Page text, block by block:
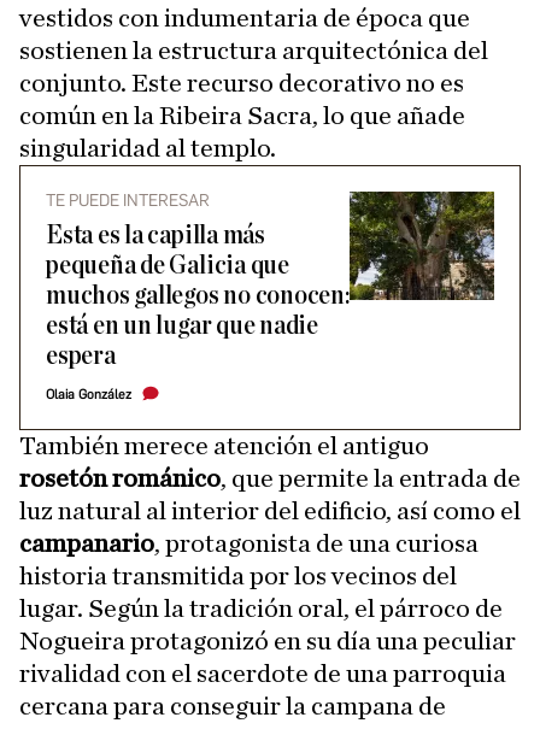
vestidos con indumentaria de época que
sostienen la estructura arquitectónica del
conjunto. Este recurso decorativo no es
común en la Ribeira Sacra, lo que añade
singularidad al templo.
TE PUEDE INTERESAR
Esta es la capilla más
pequeña de Galicia que
muchos gallegos no conocen:
está en un lugar que nadie
espera
Olaia González
También merece atención el antiguo
rosetón románico, que permite la entrada de
luz natural al interior del edificio, así como el
campanario, protagonista de una curiosa
historia transmitida por los vecinos del
lugar. Según la tradición oral, el párroco de
Nogueira protagonizó en su día una peculiar
rivalidad con el sacerdote de una parroquia
cercana para conseguir la campana de